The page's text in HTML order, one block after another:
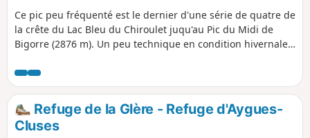
Ce pic peu fréquenté est le dernier d'une série de quatre de
la crête du Lac Bleu du Chiroulet juqu'au Pic du Midi de
Bigorre (2876 m). Un peu technique en condition hivernale
assez facile et très ludique. De là-haut vue exceptionnelle à
360° depuis l'Observatoire du Pic du Midi tout proche
jusqu'à la chaîne frontalière et les sommets à 3000 de
Gavarnie. On peut choisir de s'arrêter au Col d'Oncet, si
l'ascension de Pène Blanque paraît trop difficile.
Refuge de la Glère - Refuge d'Aygues-
Cluses